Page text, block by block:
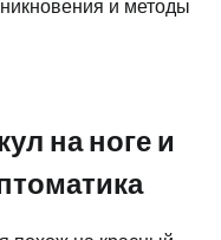
на ноге и